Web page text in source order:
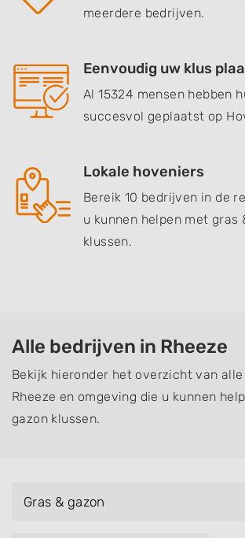
meerdere bedrijven.
Eenvoudig uw klus
Al 15324 mensen hebben
succesvol geplaatst op
Lokale hoveniers
Bereik 10 bedrijven in de
u kunnen helpen met gras
klussen.
Alle bedrijven in Rheeze
Bekijk hieronder het overzicht van
Rheeze en omgeving die u kunnen
gazon klussen.
Gras & gazon